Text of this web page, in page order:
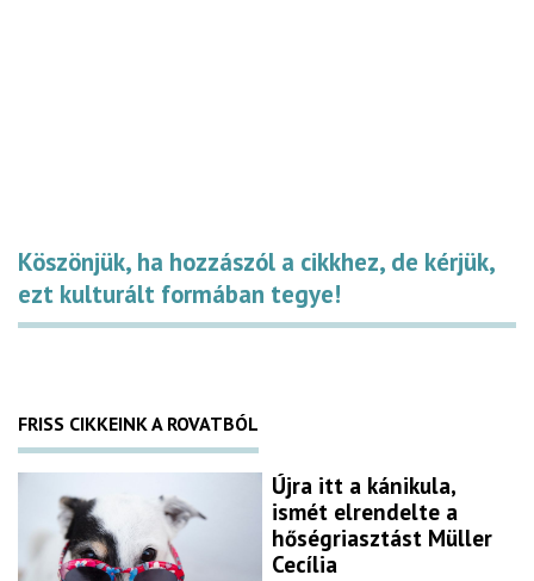
Köszönjük, ha hozzászól a cikkhez, de kérjük,
ezt kulturált formában tegye!
FRISS CIKKEINK A ROVATBÓL
Újra itt a kánikula,
ismét elrendelte a
hőségriasztást Müller
Cecília